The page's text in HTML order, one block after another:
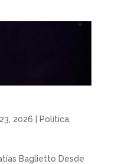
2026 Política,
Baglietto Desde